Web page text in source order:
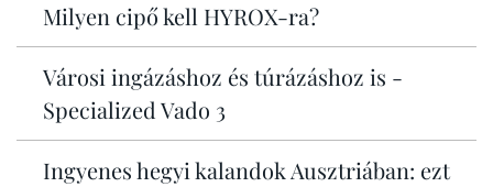
Milyen cipő kell HYROX-ra?
Városi ingázáshoz és túrázáshoz is -
Specialized Vado 3
Ingyenes hegyi kalandok Ausztriában: ezt